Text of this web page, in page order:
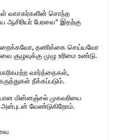
வாசகர்களின் சொந்த
ஆசிரியர் பேரவை" இதற்கு
குறைக்கவோ, தணிக்கை செய்யவோ
குழுவுக்கு முழு உரிமை உண்டு.
வார்த்தைகள்,
நீக்கப்படும்.
மின்னஞ்சல் முகவரியை
அன்புடன் வேண்டுகிறோம்.